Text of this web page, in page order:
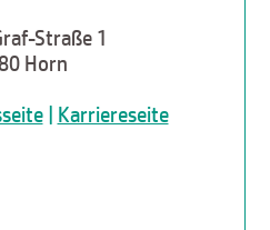
Straße 1
Horn
| Karriereseite